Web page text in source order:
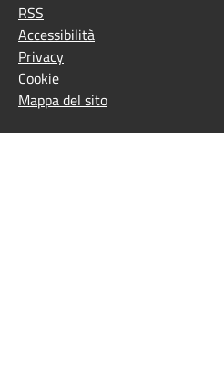
RSS
Accessibilità
Privacy
Cookie
Mappa del sito